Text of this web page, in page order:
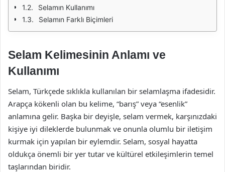
Selamın Kullanımı
Selamın Farklı Biçimleri
Selam Kelimesinin Anlamı ve
Kullanımı
Selam, Türkçede sıklıkla kullanılan bir selamlaşma ifadesidir.
Arapça kökenli olan bu kelime, “barış” veya “esenlik”
anlamına gelir. Başka bir deyişle, selam vermek, karşınızdaki
kişiye iyi dileklerde bulunmak ve onunla olumlu bir iletişim
kurmak için yapılan bir eylemdir. Selam, sosyal hayatta
oldukça önemli bir yer tutar ve kültürel etkileşimlerin temel
taşlarından biridir.